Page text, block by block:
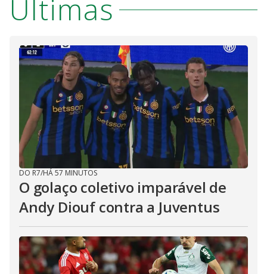
Últimas
DO R7/HÁ 57 MINUTOS
O golaço coletivo imparável de
Andy Diouf contra a Juventus